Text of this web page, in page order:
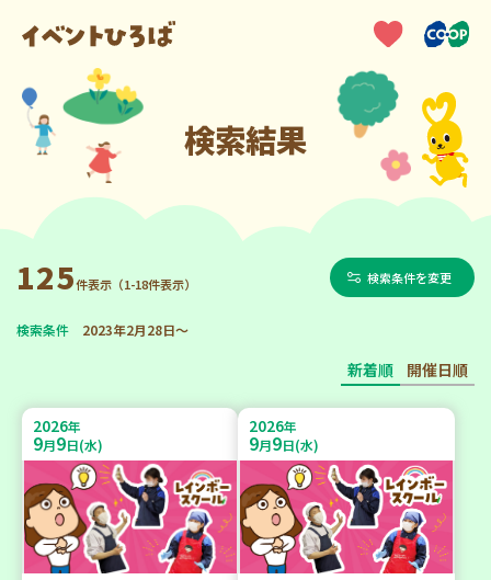
検索結果
125件表示（1-18件表示） 検索条件を変更
検索条件 2023年2月28日～
新着順 開催日順
2026年
9月9日(水)
2026年
9月9日(水)